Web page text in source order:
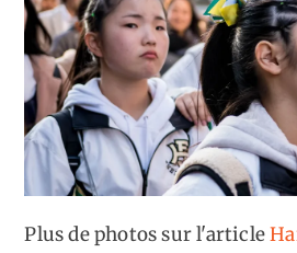
Plus de photos sur l'article